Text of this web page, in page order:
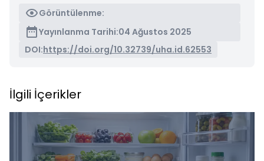
Görüntülenme:
Yayınlanma Tarihi:04 Ağustos 2025
DOI:https://doi.org/10.32739/uha.id.62553
İlgili İçerikler